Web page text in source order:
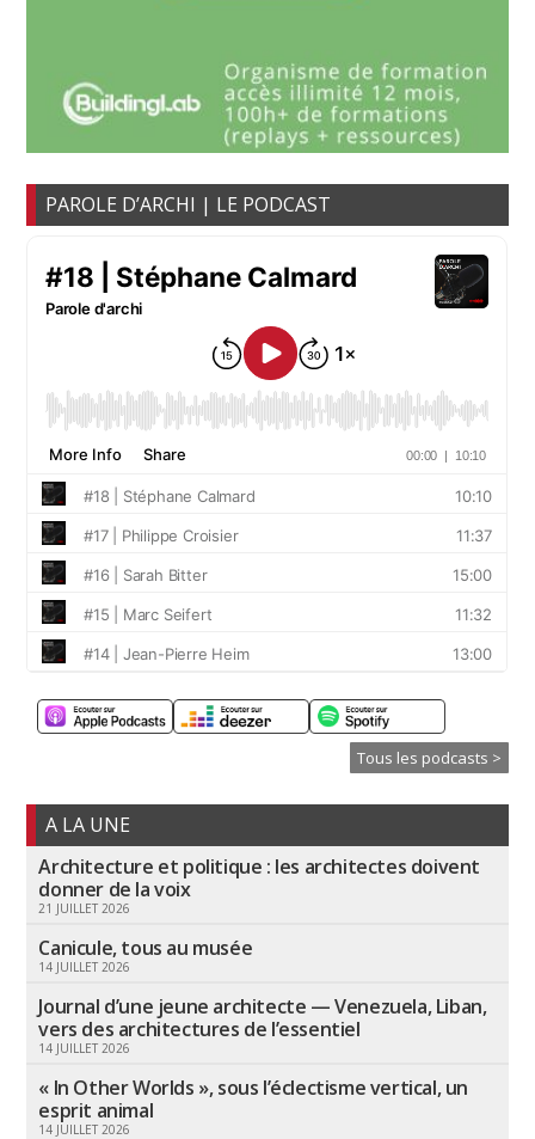
PAROLE D’ARCHI | LE PODCAST
Tous les podcasts >
A LA UNE
Architecture et politique : les architectes doivent
donner de la voix
21 JUILLET 2026
Canicule, tous au musée
14 JUILLET 2026
Journal d’une jeune architecte — Venezuela, Liban,
vers des architectures de l’essentiel
14 JUILLET 2026
« In Other Worlds », sous l’éclectisme vertical, un
esprit animal
14 JUILLET 2026